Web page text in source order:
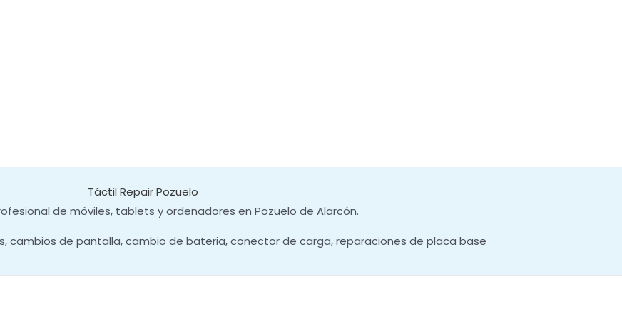
Táctil Repair Pozuelo
de móviles, tablets y ordenadores en Pozuelo de Alarcón.
cambios de pantalla, cambio de bateria, conector de carga, reparaciones de placa base